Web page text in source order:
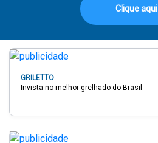
Clique aqui
GRILETTO
Invista no melhor grelhado do Brasil